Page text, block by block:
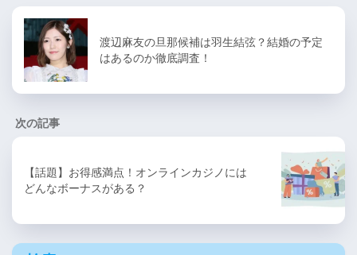
渡辺麻友の旦那候補は羽生結弦？結婚の予定
はあるのか徹底調査！
次の記事
【話題】お得感満点！オンラインカジノには
どんなボーナスがある？